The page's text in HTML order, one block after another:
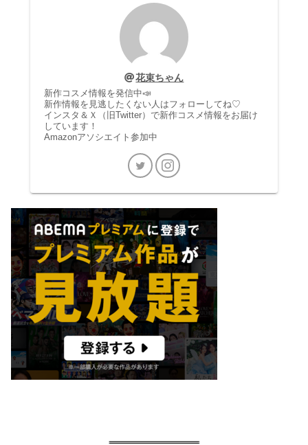
花束ちゃん
新作コスメ情報を発信中📣
新作情報を見逃したくない人はフォローしてね♡
インスタ＆Ｘ（旧Twitter）で新作コスメ情報をお届け
しています！
Amazonアソシエイト参加中